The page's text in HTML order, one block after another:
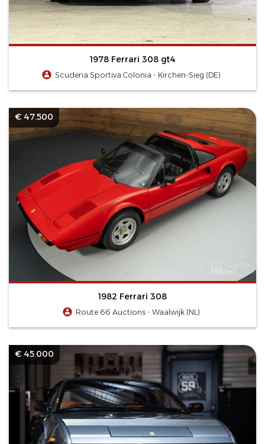
1978 Ferrari 308 gt4
Scuderia Sportiva Colonia - Kirchen-Sieg (DE)
€ 47.500
1982 Ferrari 308
Route 66 Auctions - Waalwijk (NL)
€ 45.000